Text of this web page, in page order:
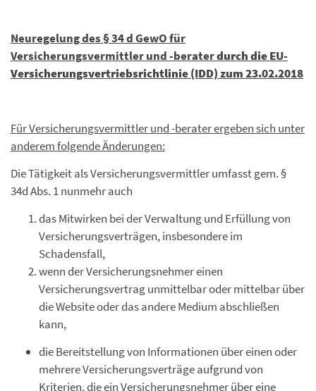
Neuregelung des § 34 d GewO für
Versicherungsvermittler und -beraterdurch die EU-
Versicherungsvertriebsrichtlinie (IDD) zum 23.02.2018
Für Versicherungsvermittler und -berater ergeben sich unter
anderem folgende Änderungen:
Die Tätigkeit als Versicherungsvermittler umfasst gem. §
34d Abs. 1 nunmehr auch
das Mitwirken bei der Verwaltung und Erfüllung von
Versicherungsverträgen, insbesondere im
Schadensfall,
wenn der Versicherungsnehmer einen
Versicherungsvertrag unmittelbar oder mittelbar über
die Website oder das andere Medium abschließen
kann,
die Bereitstellung von Informationen über einen oder
mehrere Versicherungsverträge aufgrund von
Kriterien, die ein Versicherungsnehmer über eine